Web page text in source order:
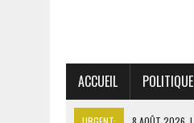
ACCUEIL POLITIQUE